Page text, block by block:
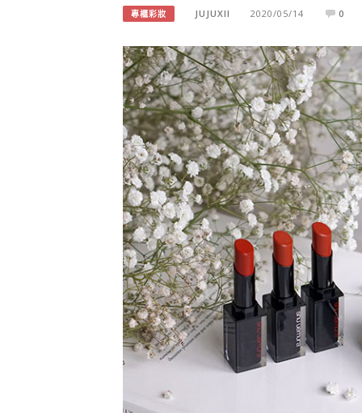
專櫃彩妝 JUJUXII 2020/05/14 0